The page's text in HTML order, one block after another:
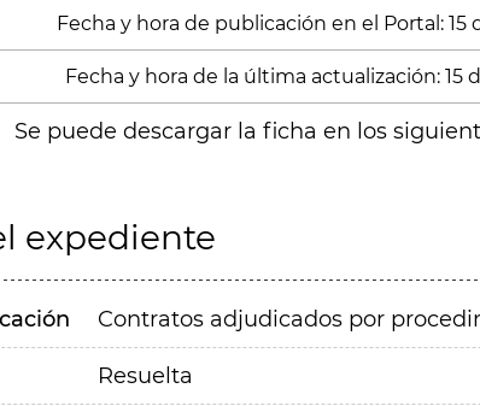
Fecha y hora de publicación en el Portal: 15
Fecha y hora de la última actualización: 15
Se puede descargar la ficha en los
expediente
Contratos adjudicados por
Resuelta